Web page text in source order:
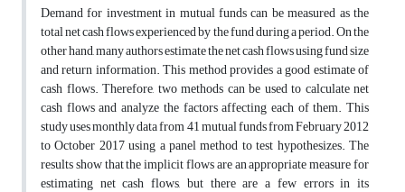
Demand for investment in mutual funds can be measured as the
total net cash flows experienced by the fund during a period. On the
other hand, many authors estimate the net cash flows using fund size
and return information. This method provides a good estimate of
cash flows. Therefore, two methods can be used to calculate net
cash flows and analyze the factors affecting each of them. This
study uses monthly data from 41 mutual funds from February 2012
to October 2017 using a panel method to test hypothesizes. The
results show that the implicit flows are an appropriate measure for
estimating net cash flows, but there are a few errors in its